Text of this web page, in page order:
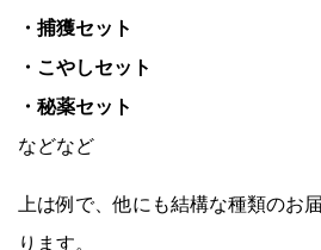
・捕獲セット
・こやしセット
・秘薬セット
などなど
上は例で、他にも結構な種類のお
ります。